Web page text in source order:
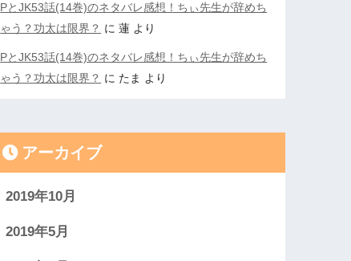
PとJK53話(14巻)のネタバレ感想！ちぃ先生が辞めち
ゃう？功太は限界？ に蓮 より
PとJK53話(14巻)のネタバレ感想！ちぃ先生が辞めち
ゃう？功太は限界？ に たま より
アーカイブ
2019年10月
2019年5月